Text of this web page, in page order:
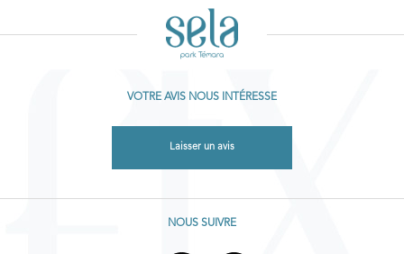
VOTRE AVIS NOUS INTÉRESSE
Laisser un avis
NOUS SUIVRE